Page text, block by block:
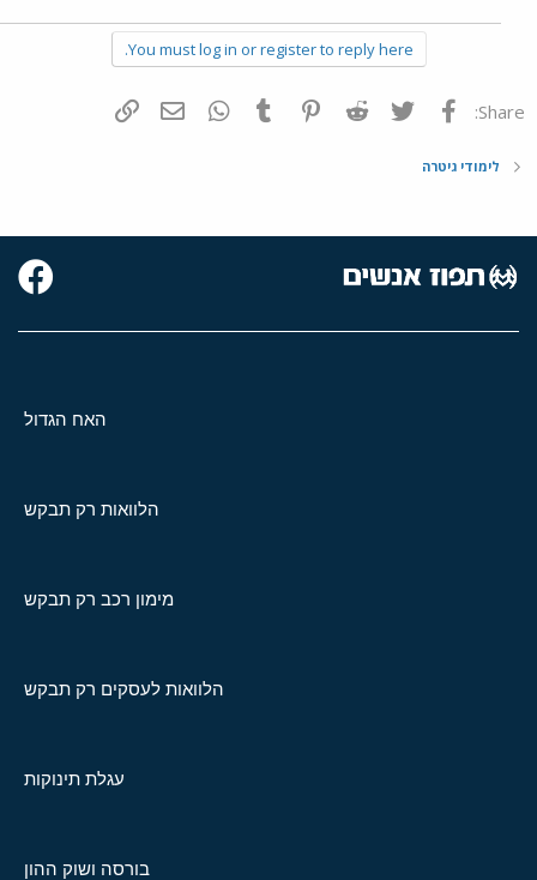
You must log in or register to reply here.
Share: פייסבוק Twitter
Reddit
Pinterest
Tumblr
WhatsAppדואר אלקטרוני
לימודי גיטרה
האח הגדול
הלוואות רק תבקש
מימון רכב רק תבקש
הלוואות לעסקים רק תבקש
עגלת תינוקות
בורסה ושוק ההון